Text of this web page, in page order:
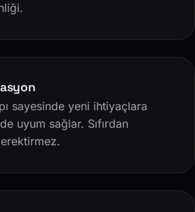
sayesinde yeni ihtiyaçlara
uyum sağlar. Sıfırdan